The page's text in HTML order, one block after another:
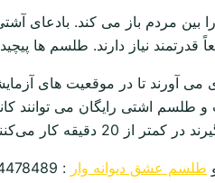
مردم باز می کند. بادعای
دارند. طلسم ها پیچیده هستند و باید 100٪
آورند تا در موقعیت های
اشتی رایگان می توانند
دقیقه کار می‌کنند.
طلسم عشق دیوانه وار : 09304478489